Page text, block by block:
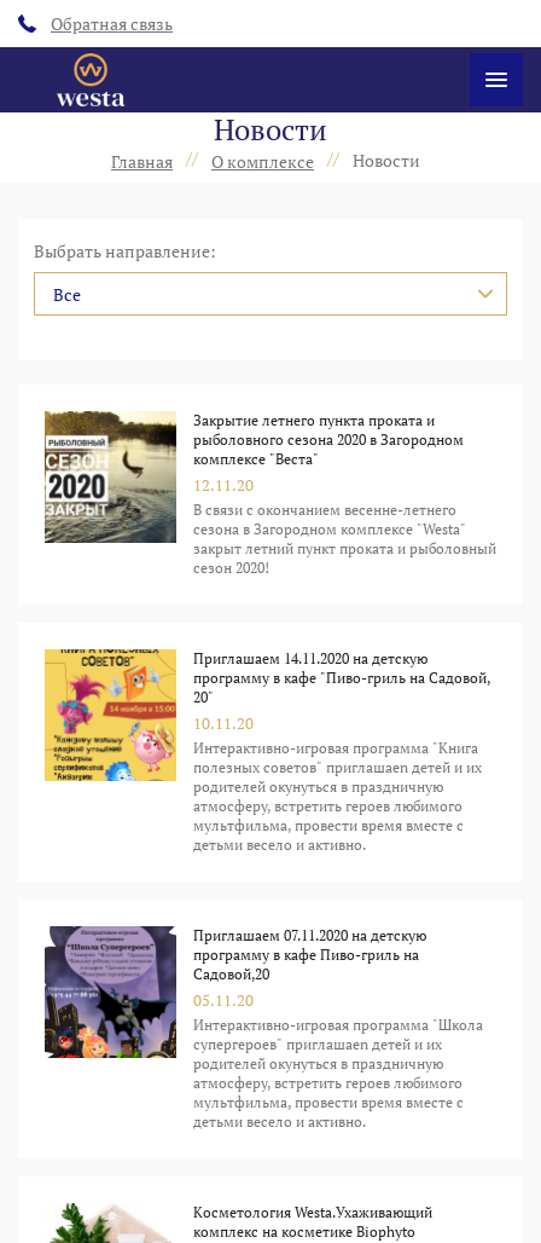
Обратная связь
Новости
Главная // О комплексе // Новости
Выбрать направление:
Все
Закрытие летнего пункта проката и
рыболовного сезона 2020 в Загородном
комплексе "Веста"
12.11.20
В связи с окончанием весенне-летнего
сезона в Загородном комплексе "Westa"
закрыт летний пункт проката и рыболовный
сезон 2020!
Приглашаем 14.11.2020 на детскую
программу в кафе "Пиво-гриль на Садовой,
20"
10.11.20
Интерактивно-игровая программа "Книга
полезных советов" приглашаеn детей и их
родителей окунуться в праздничную
атмосферу, встретить героев любимого
мультфильма, провести время вместе с
детьми весело и активно.
Приглашаем 07.11.2020 на детскую
программу в кафе Пиво-гриль на
Садовой,20
05.11.20
Интерактивно-игровая программа "Школа
супергероев" приглашаеn детей и их
родителей окунуться в праздничную
атмосферу, встретить героев любимого
мультфильма, провести время вместе с
детьми весело и активно.
Косметология Westa.Ухаживающий
комплекс на косметике Biophyto